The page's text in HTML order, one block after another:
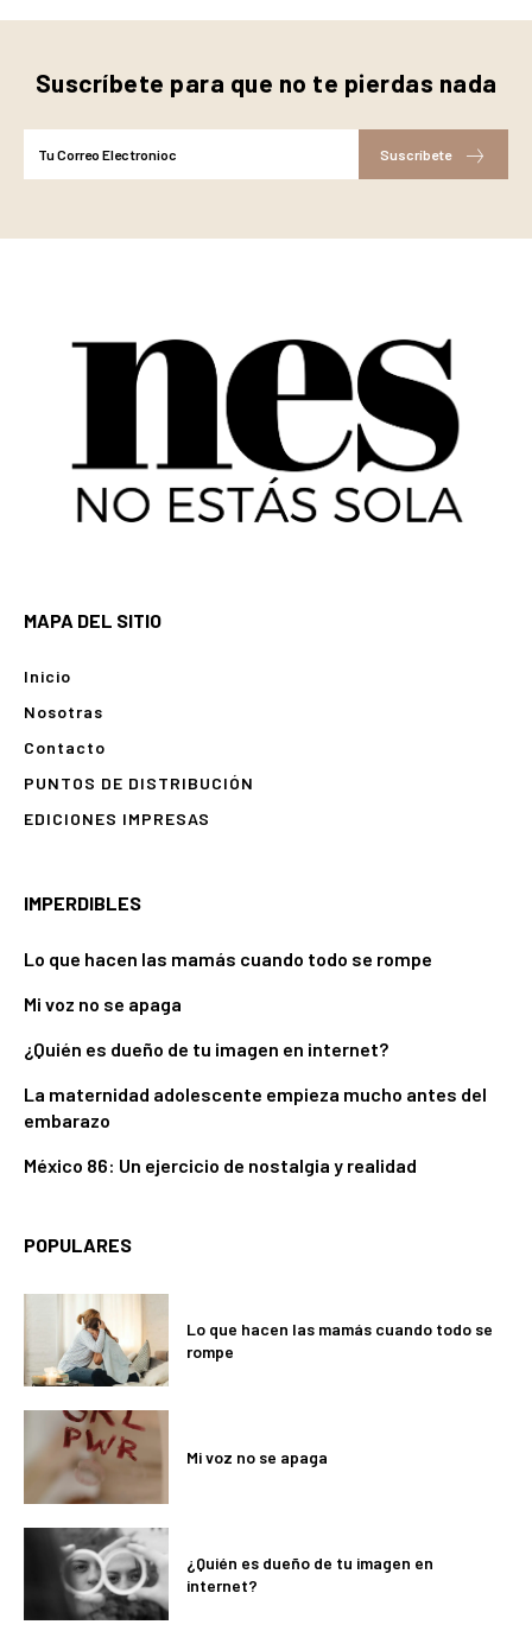
Suscríbete para que no te pierdas nada
Suscríbete
MAPA DEL SITIO
Inicio
Nosotras
Contacto
PUNTOS DE DISTRIBUCIÓN
EDICIONES IMPRESAS
IMPERDIBLES
Lo que hacen las mamás cuando todo se rompe
Mi voz no se apaga
¿Quién es dueño de tu imagen en internet?
La maternidad adolescente empieza mucho antes del
embarazo
México 86: Un ejercicio de nostalgia y realidad
POPULARES
Lo que hacen las mamás cuando todo se
rompe
Mi voz no se apaga
¿Quién es dueño de tu imagen en
internet?